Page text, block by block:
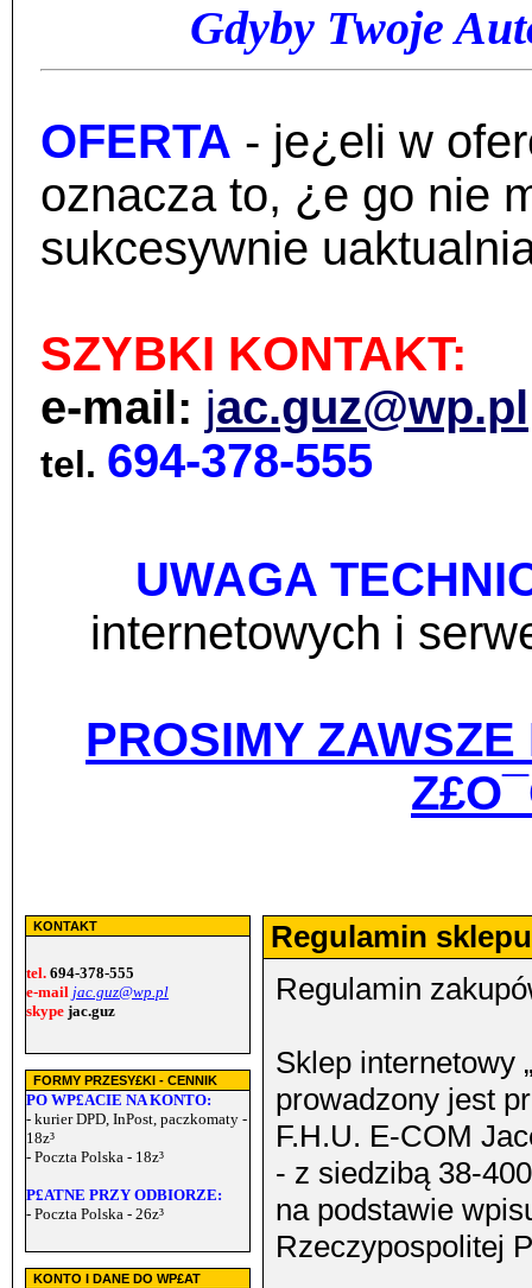
Gdyby Twoje
OFERTA - je¿eli w
oznacza to, ¿e go nie
sukcesywnie
SZYBKI KONTAKT:
e-mail: jac.guz@wp.pl
tel. 694-378-555
UWAGA
internetowych i
PROSIMY
KONTAKT
tel. 694-378-555
e-mail jac.guz@wp.pl
skype jac.guz
FORMY PRZESY£KI - CENNIK
PO WP£ACIE NA KONTO:
- kurier DPD, InPost, paczkomaty -
18z³
- Poczta Polska - 18z³
P£ATNE PRZY ODBIORZE:
- Poczta Polska - 26z³
KONTO I DANE DO WP£AT
Regulamin
Regulamin
Sklep internetowy
prowadzony jest
F.H.U. E-COM
- z siedzibą 38-
na podstawie
Rzeczypospolitej